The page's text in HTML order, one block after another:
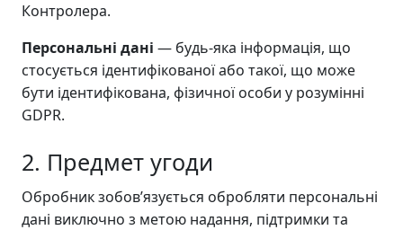
Контролера.
Персональні дані — будь-яка інформація, що
стосується ідентифікованої або такої, що може
бути ідентифікована, фізичної особи у розумінні
GDPR.
2. Предмет угоди
Обробник зобов’язується обробляти персональні
дані виключно з метою надання, підтримки та